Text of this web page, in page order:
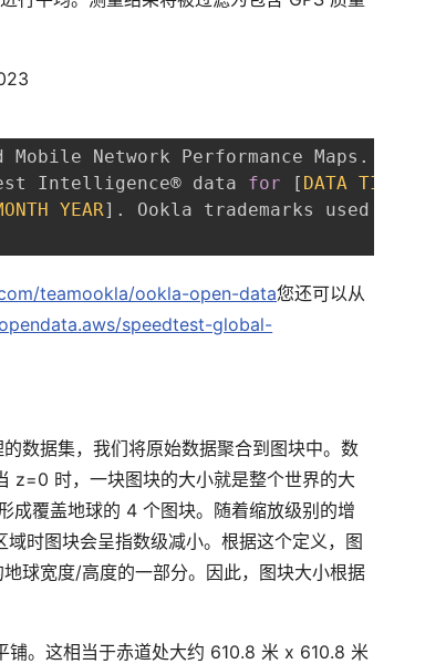
Network Performance Maps .
Intelligence® data for [ DATA TIME
YEAR] .
Ookla trademarks used under
teamookla/ookla-open-data您还可以从
speedtest-global-
数据集，我们将原始数据聚合到图块中。数
z=0 时，一块图块的大小就是整个世界的大
成覆盖地球的 4 个图块。随着缩放级别的增
时图块会呈指数级减小。根据这个定义，图
球宽度/高度的一部分。因此，图块大小根据
。这相当于赤道处大约 610.8 米 x 610.8 米